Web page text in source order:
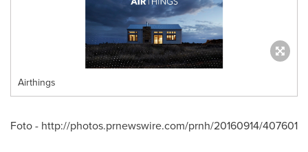
Airthings
Foto - http://photos.prnewswire.com/prnh/20160914/407601